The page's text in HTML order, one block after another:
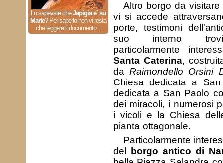
Lo sapevate cheJapigia e` su
Marte? Per saperlo non vi resta
che leggere il documento...
Altro borgo da
vi si accede
porte, testimoni
suo interno
particolarmente
Santa Caterina,
da Raimondello Orsini
Chiesa dedicata a
dedicata a San Paolo
dei miracoli, i numerosi
i vicoli e la Chiesa
pianta ottagonale.
Particolarmente
del
borgo antico di